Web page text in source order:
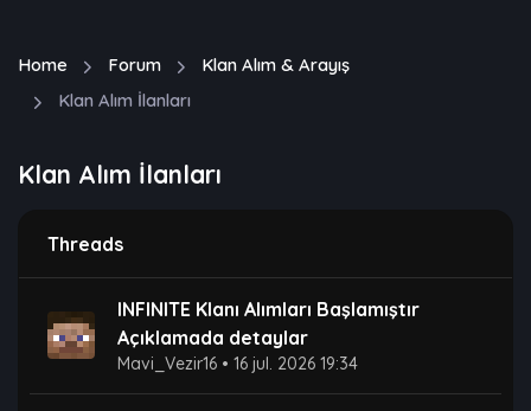
Home Forum
Klan Alım & Arayış
Klan Alım İlanları
Klan Alım İlanları
Threads
INFINITE Klanı Alımları Başlamıştır
Açıklamada detaylar
Mavi_Vezir16 • 16 jul. 2026 19:34